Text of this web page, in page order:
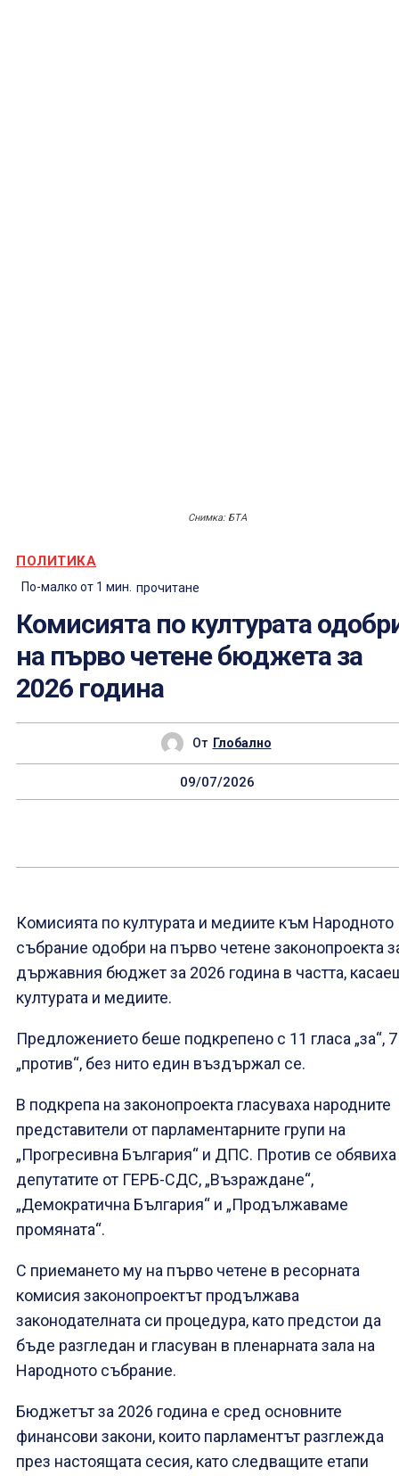
Снимка: БТА
ПОЛИТИКА
По-малко от 1 мин. прочитане
Комисията по културата
на първо четене бюджета за
2026 година
От Глобално
09/07/2026
Комисията по културата и медиите към Народното
събрание одобри на първо четене законопроекта
държавния бюджет за 2026 година в частта,
културата и медиите.
Предложението беше подкрепено с 11 гласа „за“, 7
„против“, без нито един въздържал се.
В подкрепа на законопроекта гласуваха народните
представители от парламентарните групи на
„Прогресивна България“ и ДПС. Против се обявиха
депутатите от ГЕРБ-СДС, „Възраждане“,
„Демократична България“ и „Продължаваме
промяната“.
С приемането му на първо четене в ресорната
комисия законопроектът продължава
законодателната си процедура, като предстои да
бъде разгледан и гласуван в пленарната зала на
Народното събрание.
Бюджетът за 2026 година е сред основните
финансови закони, които парламентът разглежда
през настоящата сесия, като следващите етапи